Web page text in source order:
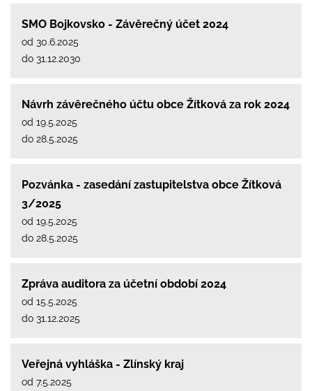
SMO Bojkovsko - Závěrečný účet 2024
od 30.6.2025
do 31.12.2030
Návrh závěrečného účtu obce Žítková za rok 2024
od 19.5.2025
do 28.5.2025
Pozvánka - zasedání zastupitelstva obce Žítková
3/2025
od 19.5.2025
do 28.5.2025
Zpráva auditora za účetní období 2024
od 15.5.2025
do 31.12.2025
Veřejná vyhláška - Zlínský kraj
od 7.5.2025